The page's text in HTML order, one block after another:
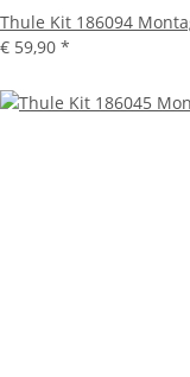
Thule Kit 186094
€ 59,90 *